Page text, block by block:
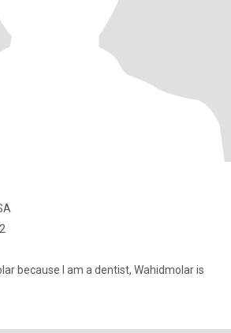
because I am a dentist, Wahidmolar is